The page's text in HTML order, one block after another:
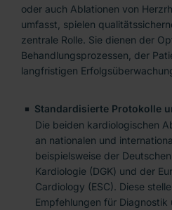
oder auch Ablationen von
umfasst, spielen
zentrale Rolle. Sie dienen der
Behandlungsprozessen, der
langfristigen
Standardisierte Protokolle
Die beiden kardiologischen
an nationalen und
beispielsweise der
Kardiologie (DGK) und der
Cardiology (ESC). Diese
Empfehlungen für